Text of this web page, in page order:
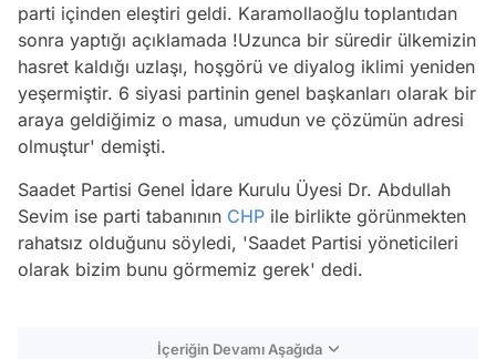
parti içinden eleştiri geldi. Karamollaoğlu toplantıdan
sonra yaptığı açıklamada !Uzunca bir süredir ülkemizin
hasret kaldığı uzlaşı, hoşgörü ve diyalog iklimi yeniden
yeşermiştir. 6 siyasi partinin genel başkanları olarak bir
araya geldiğimiz o masa, umudun ve çözümün adresi
olmuştur' demişti.
Saadet Partisi Genel İdare Kurulu Üyesi Dr. Abdullah
Sevim ise parti tabanının CHP ile birlikte görünmekten
rahatsız olduğunu söyledi, 'Saadet Partisi yöneticileri
olarak bizim bunu görmemiz gerek' dedi.
İçeriğin Devamı Aşağıda